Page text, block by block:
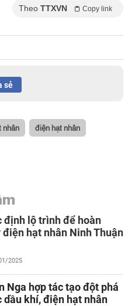
Theo TTXVN Copy link
sẻ
nhân điện hạt nhân
định lộ trình để hoàn
hạt nhân Ninh Thuận
2025
Nga hợp tác tạo đột phá
khí, điện hạt nhân